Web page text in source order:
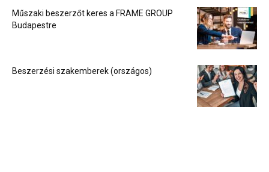
Műszaki beszerzőt keres a FRAME GROUP
Budapestre
Beszerzési szakemberek (országos)